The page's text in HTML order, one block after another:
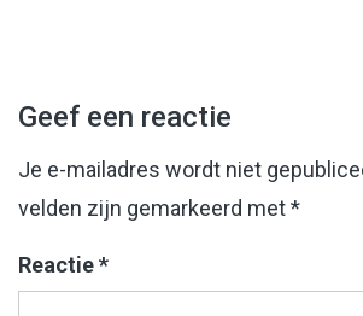
Geef een reactie
Je e-mailadres wordt niet
velden zijn gemarkeerd met*
Reactie*